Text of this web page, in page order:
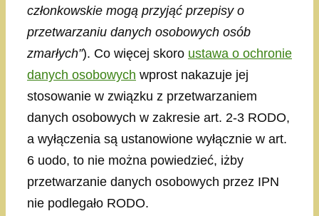
członkowskie mogą przyjąć przepisy o
przetwarzaniu danych osobowych osób
zmarłych”). Co więcej skoro ustawa o ochronie
danych osobowych wprost nakazuje jej
stosowanie w związku z przetwarzaniem
danych osobowych w zakresie art. 2-3 RODO,
a wyłączenia są ustanowione wyłącznie w art.
6 uodo, to nie można powiedzieć, iżby
przetwarzanie danych osobowych przez IPN
nie podlegało RODO.